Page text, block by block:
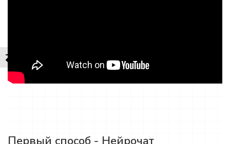
Первый способ - Нейрочат